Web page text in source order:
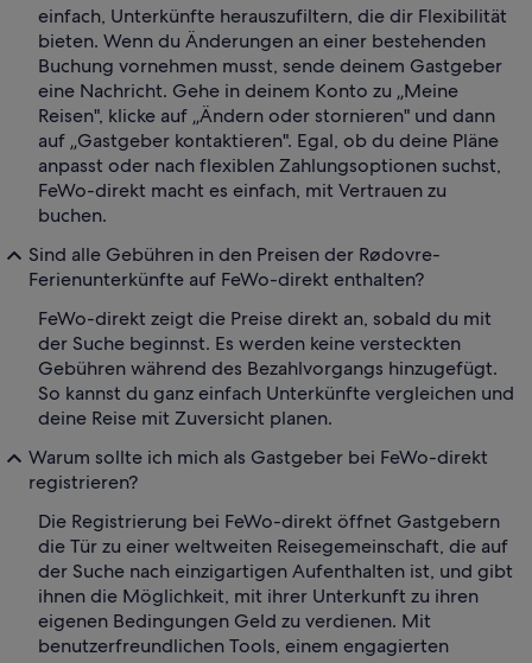
einfach, Unterkünfte herauszufiltern, die dir Flexibilität
bieten. Wenn du Änderungen an einer bestehenden
Buchung vornehmen musst, sende deinem Gastgeber
eine Nachricht. Gehe in deinem Konto zu „Meine
Reisen", klicke auf „Ändern oder stornieren" und dann
auf „Gastgeber kontaktieren". Egal, ob du deine Pläne
anpasst oder nach flexiblen Zahlungsoptionen suchst,
FeWo-direkt macht es einfach, mit Vertrauen zu
buchen.
Sind alle Gebühren in den Preisen der Rødovre-
Ferienunterkünfte auf FeWo-direkt enthalten?
FeWo-direkt zeigt die Preise direkt an, sobald du mit
der Suche beginnst. Es werden keine versteckten
Gebühren während des Bezahlvorgangs hinzugefügt.
So kannst du ganz einfach Unterkünfte vergleichen und
deine Reise mit Zuversicht planen.
Warum sollte ich mich als Gastgeber bei FeWo-direkt
registrieren?
Die Registrierung bei FeWo-direkt öffnet Gastgebern
die Tür zu einer weltweiten Reisegemeinschaft, die auf
der Suche nach einzigartigen Aufenthalten ist, und gibt
ihnen die Möglichkeit, mit ihrer Unterkunft zu ihren
eigenen Bedingungen Geld zu verdienen. Mit
benutzerfreundlichen Tools, einem engagierten